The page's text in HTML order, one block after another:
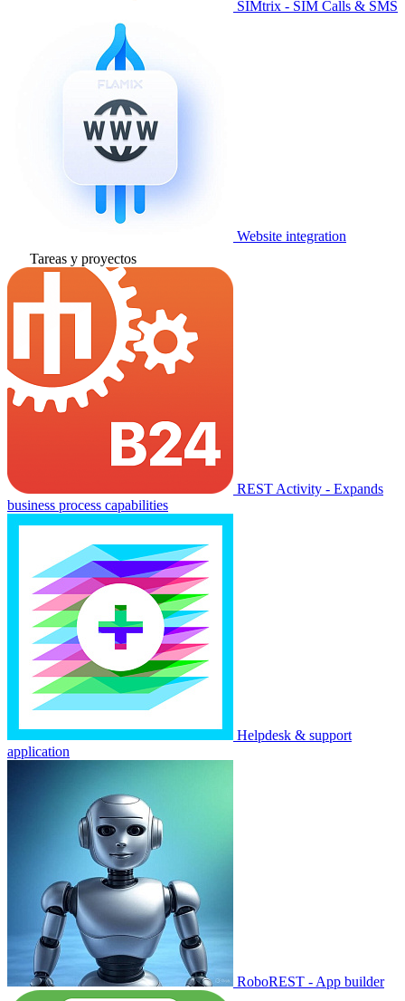
SIMtrix - SIM Calls & SMS
Website integration
Tareas y proyectos
REST Activity - Expands
business process capabilities
Helpdesk & support
application
RoboREST - App builder